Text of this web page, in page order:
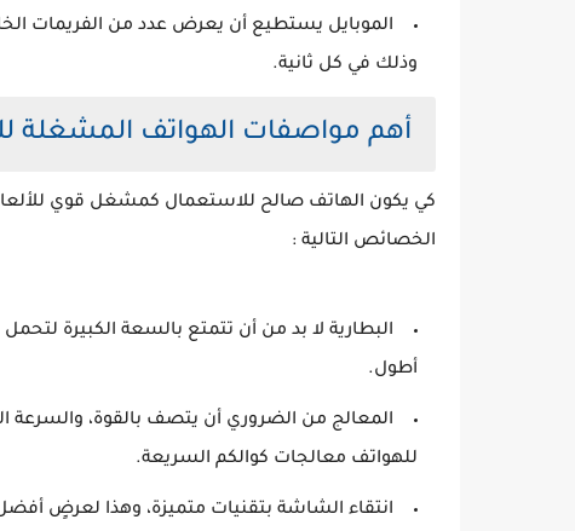
الموبايل يستطيع أن يعرض عدد من الفريمات
وذلك في كل ثانية.
أهم مواصفات الهواتف المشغلة
كي يكون الهاتف صالح للاستعمال كمشغل قوي
الخصائص التالية :
البطارية لا بد من أن تتمتع بالسعة الكبيرة
أطول.
المعالج من الضروري أن يتصف بالقوة، والسرعة
للهواتف معالجات كوالكم السريعة.
انتقاء الشاشة بتقنيات متميزة، وهذا لعرضٍ